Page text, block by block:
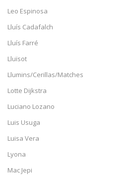
Leo Espinosa
Lluís Cadafalch
Lluís Farré
Lluïsot
Llumins/Cerillas/Matches
Lotte Dijkstra
Luciano Lozano
Luis Usuga
Luisa Vera
Lyona
Mac Jepi